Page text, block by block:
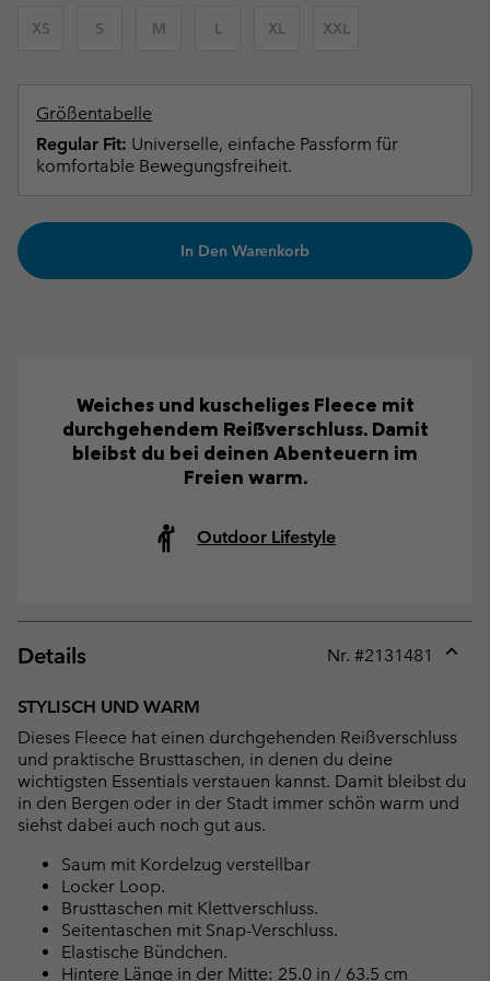
XS S M L XL XXL
Größentabelle
Regular Fit: Universelle, einfache Passform für
komfortable Bewegungsfreiheit.
In Den Warenkorb
Weiches und kuscheliges Fleece mit
durchgehendem Reißverschluss. Damit
bleibst du bei deinen Abenteuern im
Freien warm.
Outdoor Lifestyle
Details Nr. #2131481
STYLISCH UND WARM
Dieses Fleece hat einen durchgehenden Reißverschluss
und praktische Brusttaschen, in denen du deine
wichtigsten Essentials verstauen kannst. Damit bleibst du
in den Bergen oder in der Stadt immer schön warm und
siehst dabei auch noch gut aus.
Saum mit Kordelzug verstellbar
Locker Loop.
Brusttaschen mit Klettverschluss.
Seitentaschen mit Snap-Verschluss.
Elastische Bündchen.
Hintere Länge in der Mitte: 25.0 in / 63.5 cm